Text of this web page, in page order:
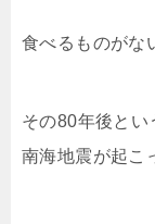
食べるものがな
その80年後と
南海地震が起こ